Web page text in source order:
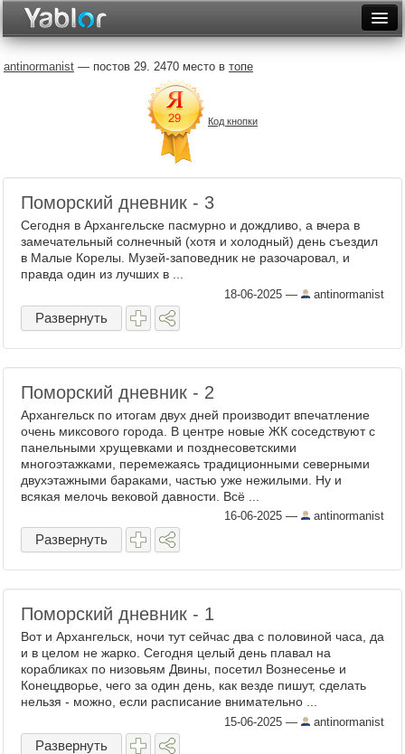
Неделя
Месяц
Рейтинги
Архив
Фототоп
antinormanist — постов 29. 2470 место в топе
Код кнопки
Поморский дневник - 3
Сегодня в Архангельске пасмурно и дождливо, а вчера в
замечательный солнечный (хотя и холодный) день съездил
в Малые Корелы. Музей-заповедник не разочаровал, и
правда один из лучших в ...
18-06-2025 — antinormanist
Развернуть
Поморский дневник - 2
Архангельск по итогам двух дней производит впечатление
очень миксового города. В центре новые ЖК соседствуют с
панельными хрущевками и позднесоветскими
многоэтажками, перемежаясь традиционными северными
двухэтажными бараками, частью уже нежилыми. Ну и
всякая мелочь вековой давности. Всё ...
16-06-2025 — antinormanist
Развернуть
Поморский дневник - 1
Вот и Архангельск, ночи тут сейчас два с половиной часа, да
и в целом не жарко. Сегодня целый день плавал на
корабликах по низовьям Двины, посетил Вознесенье и
Конецдворье, чего за один день, как везде пишут, сделать
нельзя - можно, если расписание внимательно ...
15-06-2025 — antinormanist
Развернуть